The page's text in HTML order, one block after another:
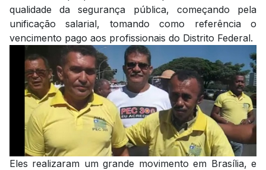
qualidade da segurança pública, começando pela
unificação salarial, tomando como referência o
vencimento pago aos profissionais do Distrito Federal.
Eles realizaram um grande movimento em Brasília, e